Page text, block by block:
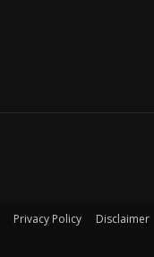
Privacy Policy Disclaimer